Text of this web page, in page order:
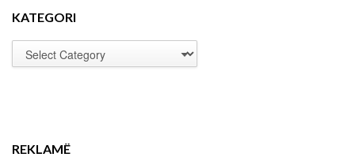
KATEGORI
REKLAMË